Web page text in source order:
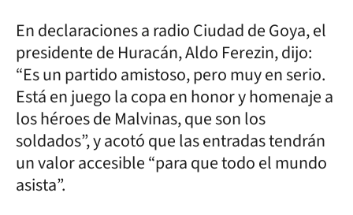
En declaraciones a radio Ciudad de Goya, el
presidente de Huracán, Aldo Ferezin, dijo:
“Es un partido amistoso, pero muy en serio.
Está en juego la copa en honor y homenaje a
los héroes de Malvinas, que son los
soldados”, y acotó que las entradas tendrán
un valor accesible “para que todo el mundo
asista”.